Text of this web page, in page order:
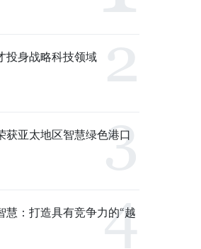
投身战略科技领域
获亚太地区智慧绿色港口
慧：打造具有竞争力的“越